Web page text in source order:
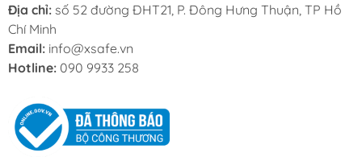
Địa chỉ: số 52 đường ĐHT21, P. Đông Hưng Thuận, TP Hồ
Chí Minh
Email: info@xsafe.vn
Hotline: 090 9933 258